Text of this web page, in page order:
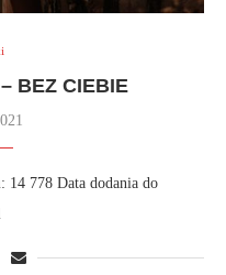
BEZ CIEBIE
14 778 Data dodania do